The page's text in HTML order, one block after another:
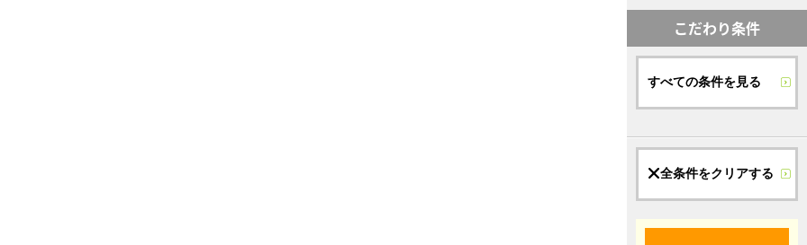
こだわり条件
すべての条件を見る
全条件をクリアする